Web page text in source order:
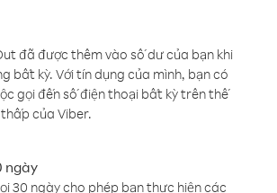
đã được thêm vào số dư của bạn khi
bất kỳ. Với tín dụng của mình, bạn có
gọi đến số điện thoại bất kỳ trên thế
của Viber.
ngày
30 ngày cho phép bạn thực hiện các